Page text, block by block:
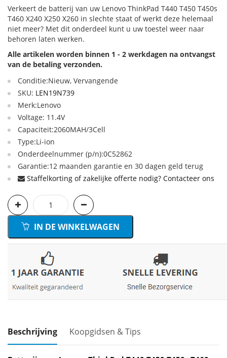
Verkeert de batterij van uw Lenovo ThinkPad T440 T450 T450s
T460 X240 X250 X260 in slechte staat of werkt deze helemaal
niet meer? Met dit onderdeel kunt u uw toestel weer naar
behoren laten werken.
Alle artikelen worden binnen 1 - 2 werkdagen na ontvangst
van de betaling verzonden.
Conditie:Nieuw, Vervangende
SKU: LEN19N739
Merk:Lenovo
Voltage: 11.4V
Capaciteit:2060MAH/3Cell
Type:Li-ion
Onderdeelnummer (p/n):0C52862
Garantie:12 maanden garantie en 30 dagen geld terug
Staffelkorting of zakelijke offerte nodig? Contacteer ons
IN DE WINKELWAGEN
Beschrijving Koopgidsen & Tips